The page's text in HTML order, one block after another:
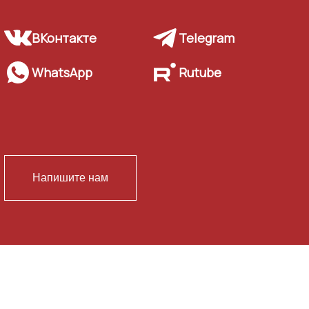
ВКонтакте Telegram
WhatsApp Rutube
Напишите нам